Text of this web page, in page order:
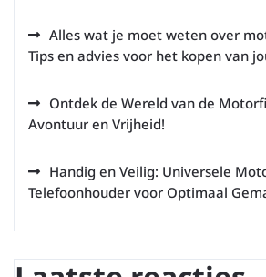
Alles wat je moet weten over
Tips en advies voor het kopen van
Ontdek de Wereld van de
Avontuur en Vrijheid!
Handig en Veilig: Universele
Telefoonhouder voor Optimaal